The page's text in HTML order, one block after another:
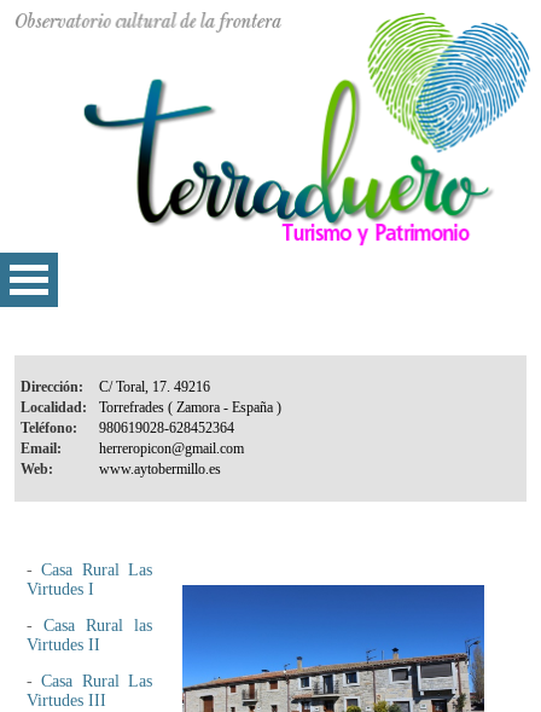
Dirección:
Localidad:
Teléfono:
Email:
Web:
-Casa Rural Las
Virtudes I
- Casa Rural las
Virtudes II
-Casa Rural Las
Virtudes III